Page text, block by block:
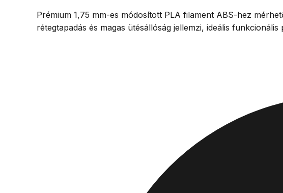
Prémium 1,75 mm-es módosított PLA filament ABS-hez
rétegtapadás és magas ütésállóság jellemzi, ideális